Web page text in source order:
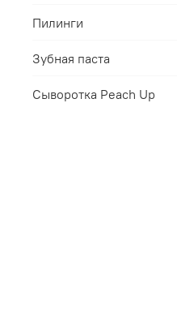
Пилинги
Зубная паста
Сыворотка Peach Up